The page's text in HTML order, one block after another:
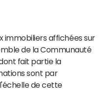
immobiliers affichées sur
de la Communauté
fait partie la
sont par
de cette